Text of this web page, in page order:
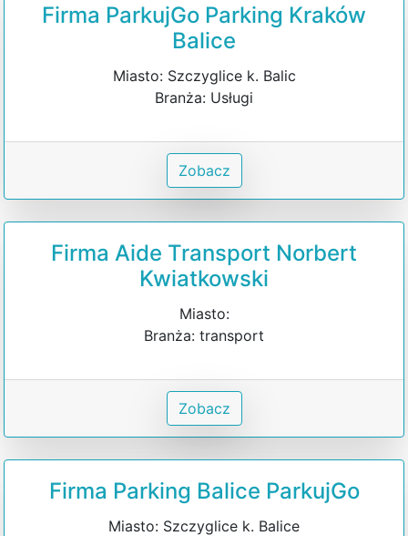
Firma ParkujGo Parking Kraków
Balice
Miasto: Szczyglice k. Balic
Branża: Usługi
Zobacz
Firma Aide Transport Norbert
Kwiatkowski
Miasto:
Branża: transport
Zobacz
Firma Parking Balice ParkujGo
Miasto: Szczyglice k. Balice